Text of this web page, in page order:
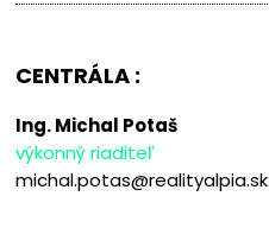
CENTRÁLA :
Ing. Michal Potaš
výkonný riaditeľ
michal.potas@realityalpia.sk